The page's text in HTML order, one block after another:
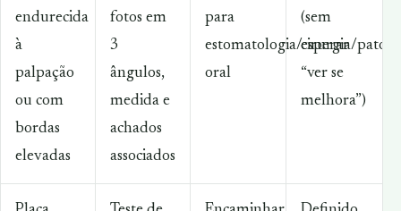
endurecida
à
palpação
ou com
bordas
elevadas
fotos em
3
ângulos,
medida e
achados
associados
para
estomatologia/cirurgia/
oral
(sem
esperar
“ver se
melhora”)